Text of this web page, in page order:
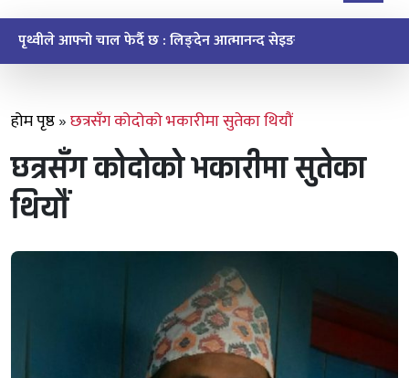
ऐतिहासिक मुइ चक्मा सेवाको सन्देश र सम्झना
होम पृष्ठ»छत्रसँग कोदोको भकारीमा सुतेका थियौं
छत्रसँग कोदोको भकारीमा सुतेका
थियौं